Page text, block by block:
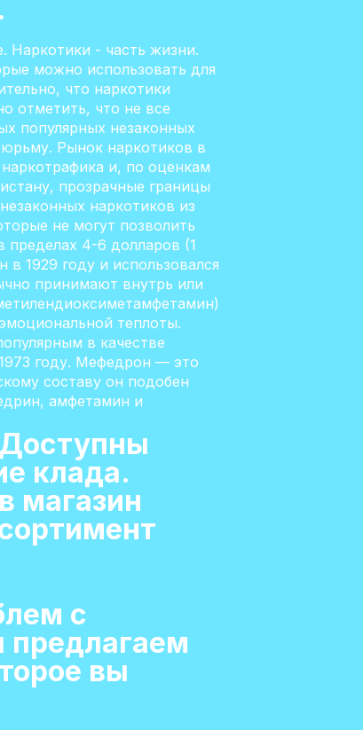
Наркотики - часть жизни.
можно использовать для
что наркотики
отметить, что не все
популярных незаконных
Рынок наркотиков в
и, по оценкам
прозрачные границы
наркотиков из
не могут позволить
пределах 4-6 долларов (1
1929 году и использовался
принимают внутрь или
теплоты.
в качестве
году. Мефедрон — это
составу он подобен
амфетамин и
клада.
магазин
с
предлагаем
вы